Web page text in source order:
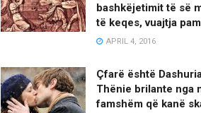
bashkëjetimit të së
të keqes, vuajtja
APRIL 4, 2016
Çfarë është
Thënie brilante nga
famshëm që kanë